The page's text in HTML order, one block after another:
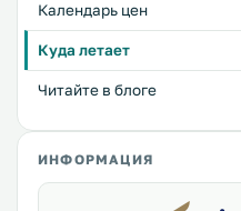
Календарь цен
Куда летает
Читайте в блоге
ИНФОРМАЦИЯ